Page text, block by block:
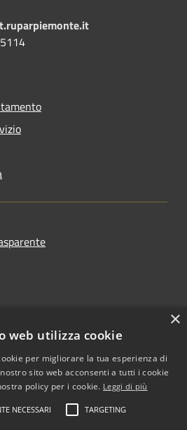
•Accesso redazione
×
web utilizza cookie
per migliorare la tua esperienza di
sito web acconsenti a tutti i cookie
policy per i cookie. Leggi di più
NECESSARI TARGETING